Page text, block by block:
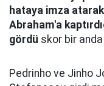
hataya imza
Abraham'a
gördü skor bir
Pedrinho ve Jinho